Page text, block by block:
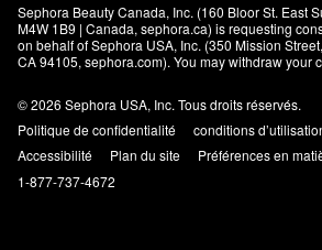
Sephora Beauty Canada, Inc. (160 Bloor St. East
M4W 1B9 | Canada, sephora.ca) is requesting
on behalf of Sephora USA, Inc. (350 Mission
CA 94105, sephora.com). You may withdraw your
© 2026 Sephora USA, Inc. Tous droits réservés.
Politique de confidentialité
conditions
Accessibilité
Plan du site
Préférences en
1-877-737-4672